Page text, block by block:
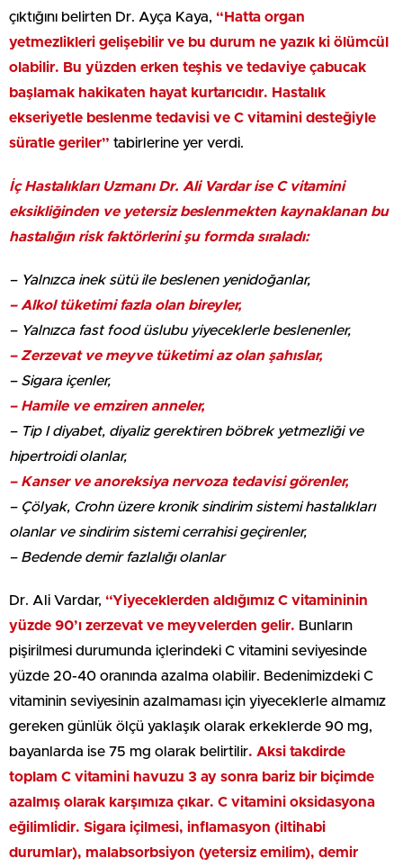
çıktığını belirten Dr. Ayça Kaya, “Hatta organ
yetmezlikleri gelişebilir ve bu durum ne yazık ki ölümcül
olabilir. Bu yüzden erken teşhis ve tedaviye çabucak
başlamak hakikaten hayat kurtarıcıdır. Hastalık
ekseriyetle beslenme tedavisi ve C vitamini desteğiyle
süratle geriler” tabirlerine yer verdi.
İç Hastalıkları Uzmanı Dr. Ali Vardar ise C vitamini
eksikliğinden ve yetersiz beslenmekten kaynaklanan bu
hastalığın risk faktörlerini şu formda sıraladı:
– Yalnızca inek sütü ile beslenen yenidoğanlar,
– Alkol tüketimi fazla olan bireyler,
– Yalnızca fast food üslubu yiyeceklerle beslenenler,
– Zerzevat ve meyve tüketimi az olan şahıslar,
– Sigara içenler,
– Hamile ve emziren anneler,
– Tip I diyabet, diyaliz gerektiren böbrek yetmezliği ve
hipertroidi olanlar,
– Kanser ve anoreksiya nervoza tedavisi görenler,
– Çölyak, Crohn üzere kronik sindirim sistemi hastalıkları
olanlar ve sindirim sistemi cerrahisi geçirenler,
– Bedende demir fazlalığı olanlar
Dr. Ali Vardar, “Yiyeceklerden aldığımız C vitamininin
yüzde 90’ı zerzevat ve meyvelerden gelir. Bunların
pişirilmesi durumunda içlerindeki C vitamini seviyesinde
yüzde 20-40 oranında azalma olabilir. Bedenimizdeki C
vitaminin seviyesinin azalmaması için yiyeceklerle almamız
gereken günlük ölçü yaklaşık olarak erkeklerde 90 mg,
bayanlarda ise 75 mg olarak belirtilir. Aksi takdirde
toplam C vitamini havuzu 3 ay sonra bariz bir biçimde
azalmış olarak karşımıza çıkar. C vitamini oksidasyona
eğilimlidir. Sigara içilmesi, inflamasyon (iltihabi
durumlar), malabsorbsiyon (yetersiz emilim), demir